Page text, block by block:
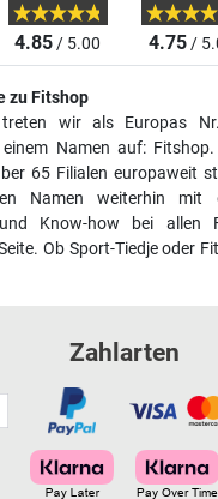
4.85/ 5.00 4.75/
zu Fitshop
wir als Europas
Namen auf:
65 Filialen europaweit
Namen weiterhin mit
Know-how bei allen
Ob Sport-Tiedje oder
Zahlarten